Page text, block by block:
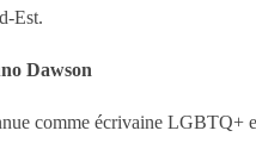
Est.
Dawson
comme écrivaine LGBTQ+